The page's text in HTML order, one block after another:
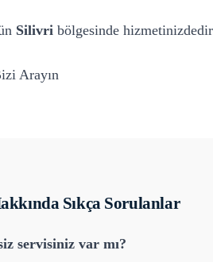
Silivri bölgesinde
Arayın
Sıkça Sorulanlar
servisiniz var mı?